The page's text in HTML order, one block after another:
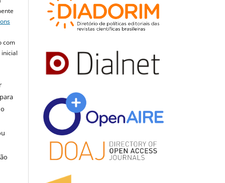
com